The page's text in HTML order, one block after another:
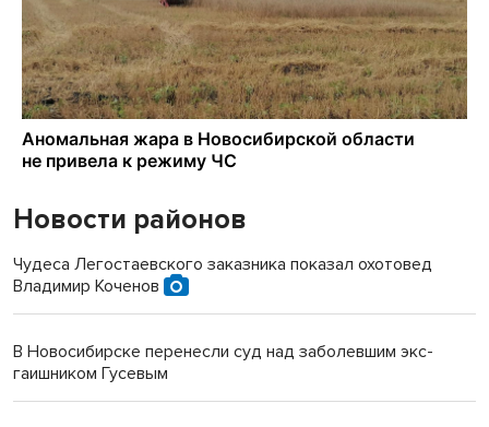
Новости районов
Чудеса Легостаевского заказника показал охотовед
Владимир Коченов
В Новосибирске перенесли суд над заболевшим экс-
гаишником Гусевым